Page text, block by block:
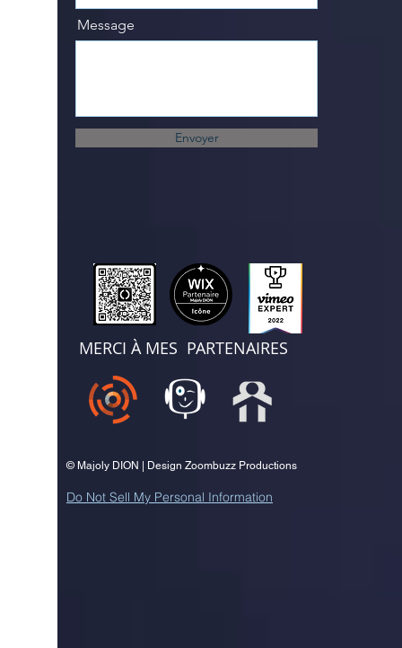
Message
Envoyer
MERCI À MES PARTENAIRES
© Majoly DION | Design Zoombuzz Productions
Do Not Sell My Personal Information